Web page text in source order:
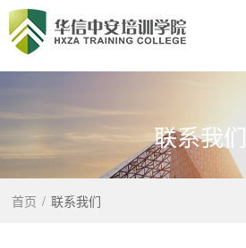
联系我们
首页 / 联系我们